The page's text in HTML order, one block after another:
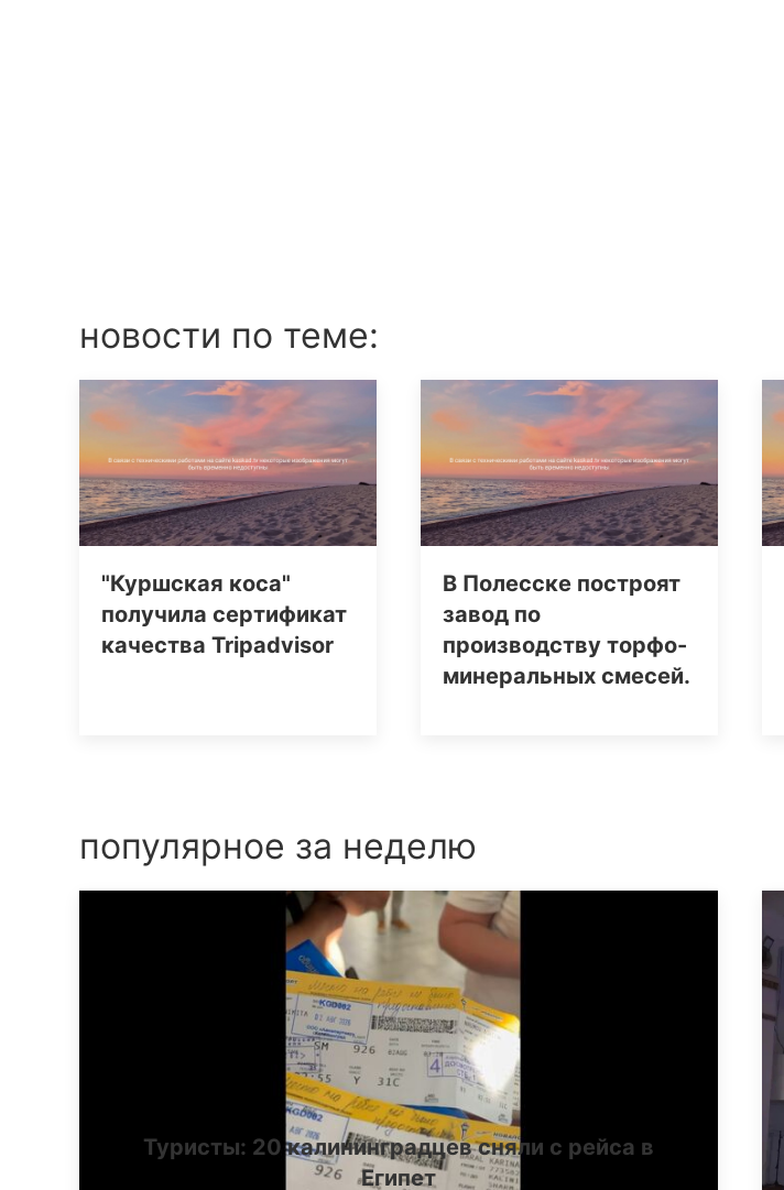
новости по теме:
"Куршская коса"
получила сертификат
качества Tripаdvisor
В Полесске построят
завод по
производству торфо-
минеральных смесей.
популярное за неделю
Туристы: 20 калининградцев сняли с рейса в
Египет